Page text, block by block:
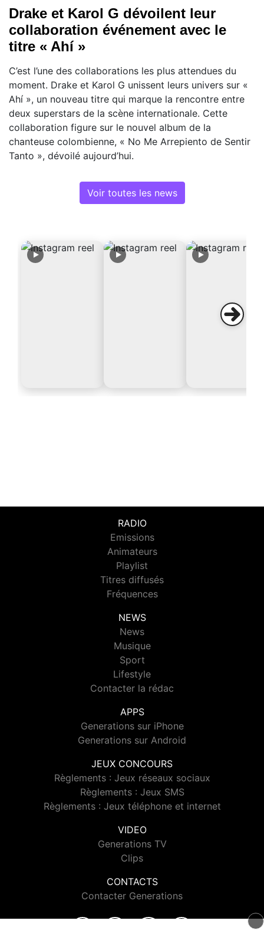
Drake et Karol G dévoilent leur
collaboration événement avec le
titre « Ahí »
C’est l’une des collaborations les plus attendues du
moment. Drake et Karol G unissent leurs univers sur «
Ahí », un nouveau titre qui marque la rencontre entre
deux superstars de la scène internationale. Cette
collaboration figure sur le nouvel album de la
chanteuse colombienne, « No Me Arrepiento de Sentir
Tanto », dévoilé aujourd’hui.
Voir toutes les news
RADIO
Emissions
Animateurs
Playlist
Titres diffusés
Fréquences
NEWS
News
Musique
Sport
Lifestyle
Contacter la rédac
APPS
Generations sur iPhone
Generations sur Android
JEUX CONCOURS
Règlements : Jeux réseaux sociaux
Règlements : Jeux SMS
Règlements : Jeux téléphone et internet
VIDEO
Generations TV
Clips
CONTACTS
Contacter Generations